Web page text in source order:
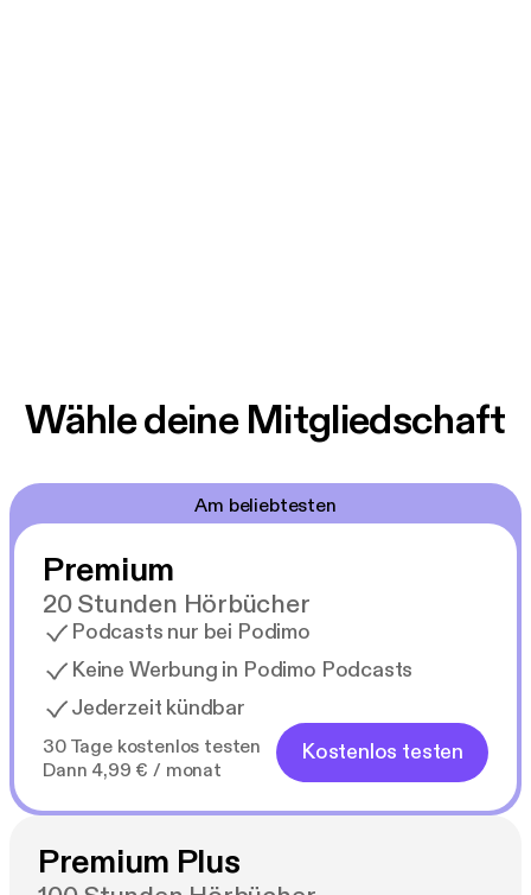
Wähle deine Mitgliedschaft
Am beliebtesten
Premium
20 Stunden Hörbücher
Podcasts nur bei Podimo
Keine Werbung in Podimo Podcasts
Jederzeit kündbar
30 Tage kostenlos testen
Dann 4,99 € / monat
Kostenlos testen
Premium Plus